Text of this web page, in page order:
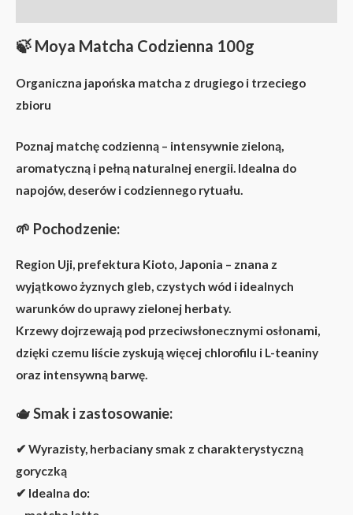
🍃 Moya Matcha Codzienna 100g
Organiczna japońska matcha z drugiego i trzeciego
zbioru
Poznaj matchę codzienną – intensywnie zieloną,
aromatyczną i pełną naturalnej energii. Idealna do
napojów, deserów i codziennego rytuału.
🌱 Pochodzenie:
Region Uji, prefektura Kioto, Japonia – znana z
wyjątkowo żyznych gleb, czystych wód i idealnych
warunków do uprawy zielonej herbaty.
Krzewy dojrzewają pod przeciwsłonecznymi osłonami,
dzięki czemu liście zyskują więcej chlorofilu i L-teaniny
oraz intensywną barwę.
🫖Smak i zastosowanie:
✔ Wyrazisty, herbaciany smak z charakterystyczną
goryczką
✔ Idealna do: